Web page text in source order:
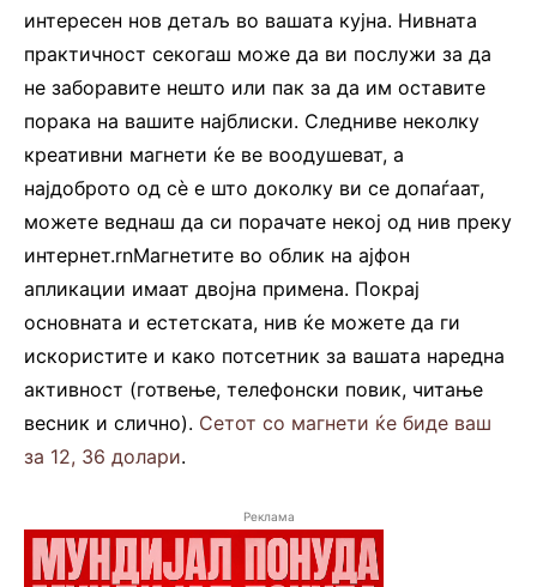
интересен нов детаљ во вашата кујна. Нивната
практичност секогаш може да ви послужи за да
не заборавите нешто или пак за да им оставите
порака на вашите најблиски. Следниве неколку
креативни магнети ќе ве воодушеват, а
најдоброто од сѐ е што доколку ви се допаѓаат,
можете веднаш да си порачате некој од нив преку
интернет.rnМагнетите во облик на ајфон
апликации имаат двојна примена. Покрај
основната и естетската, нив ќе можете да ги
искористите и како потсетник за вашата наредна
активност (готвење, телефонски повик, читање
весник и слично). Сетот со магнети ќе биде ваш
за 12, 36 долари.
Реклама